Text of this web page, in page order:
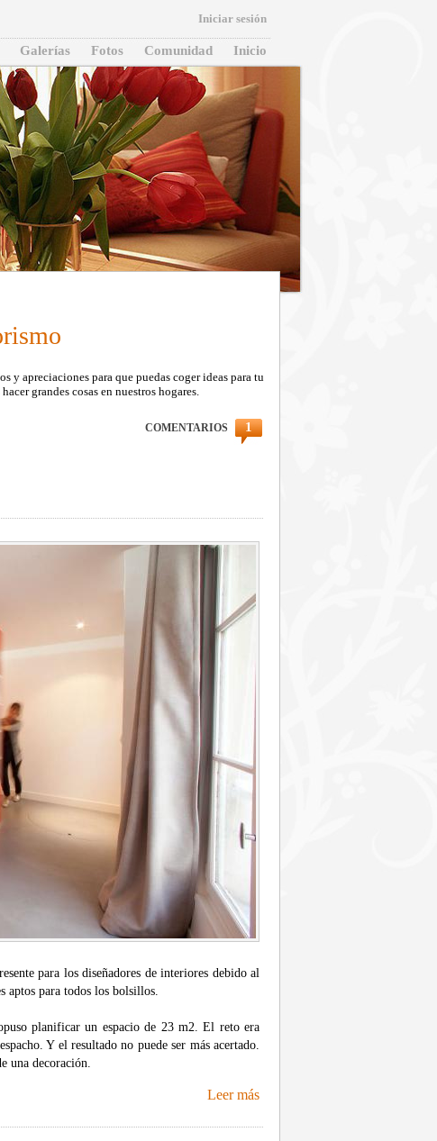
Iniciar sesión
Galerías Fotos Comunidad Inicio
y apreciaciones para que puedas coger ideas para tu
grandes cosas en nuestros hogares.
1
COMENTARIOS
para los diseñadores de interiores debido al
aptos para todos los bolsillos.
planificar un espacio de 23 m2. El reto era
Y el resultado no puede ser más acertado.
una decoración.
Leer más